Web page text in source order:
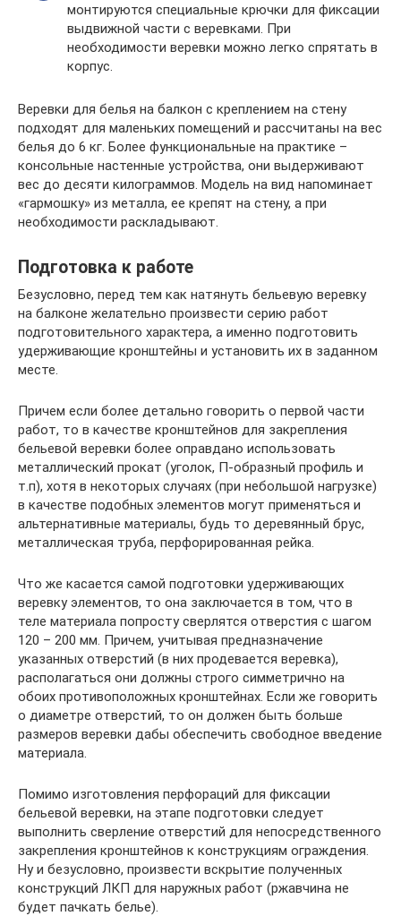
монтируются специальные крючки для фиксации
выдвижной части с веревками. При
необходимости веревки можно легко спрятать в
корпус.
Веревки для белья на балкон с креплением на стену
подходят для маленьких помещений и рассчитаны на вес
белья до 6 кг. Более функциональные на практике –
консольные настенные устройства, они выдерживают
вес до десяти килограммов. Модель на вид напоминает
«гармошку» из металла, ее крепят на стену, а при
необходимости раскладывают.
Подготовка к работе
Безусловно, перед тем как натянуть бельевую веревку
на балконе желательно произвести серию работ
подготовительного характера, а именно подготовить
удерживающие кронштейны и установить их в заданном
месте.
Причем если более детально говорить о первой части
работ, то в качестве кронштейнов для закрепления
бельевой веревки более оправдано использовать
металлический прокат (уголок, П-образный профиль и
т.п), хотя в некоторых случаях (при небольшой нагрузке)
в качестве подобных элементов могут применяться и
альтернативные материалы, будь то деревянный брус,
металлическая труба, перфорированная рейка.
Что же касается самой подготовки удерживающих
веревку элементов, то она заключается в том, что в
теле материала попросту сверлятся отверстия с шагом
120 – 200 мм. Причем, учитывая предназначение
указанных отверстий (в них продевается веревка),
располагаться они должны строго симметрично на
обоих противоположных кронштейнах. Если же говорить
о диаметре отверстий, то он должен быть больше
размеров веревки дабы обеспечить свободное введение
материала.
Помимо изготовления перфораций для фиксации
бельевой веревки, на этапе подготовки следует
выполнить сверление отверстий для непосредственного
закрепления кронштейнов к конструкциям ограждения.
Ну и безусловно, произвести вскрытие полученных
конструкций ЛКП для наружных работ (ржавчина не
будет пачкать белье).